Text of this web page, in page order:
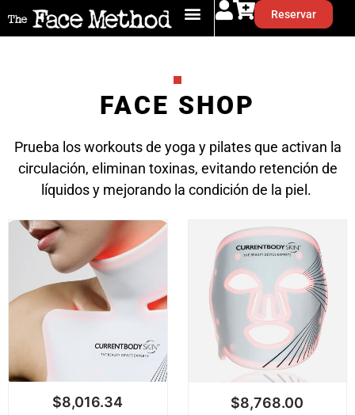
Reservar
FACE SHOP
Prueba los workouts de yoga y pilates que activan la
circulación, eliminan toxinas, evitando retención de
líquidos y mejorando la condición de la piel.
$8,016.34 $8,768.00